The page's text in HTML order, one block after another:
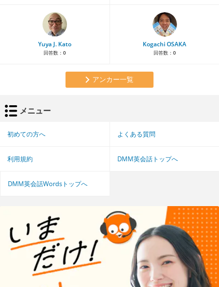
Yuya J. Kato
回答数： 0
Kogachi OSAKA
回答数： 0
アンカー一覧
メニュー
初めての方へ よくある質問
利用規約 DMM英会話トップへ
DMM英会話Wordsトップへ